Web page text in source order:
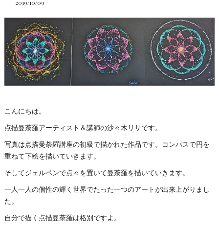
2019/10/09
こんにちは。
点描曼荼羅アーティスト＆講師の沙々木リサです。
写真は点描曼荼羅講座の初級で描かれた作品です。コンパスで円を
重ねて下絵を描いていきます。
そしてジェルペンで点々を置いて曼荼羅を描いていきます。
一人一人の個性の輝く世界でたった一つのアートが出来上がりまし
た。
自分で描く点描曼荼羅は格別ですよ。